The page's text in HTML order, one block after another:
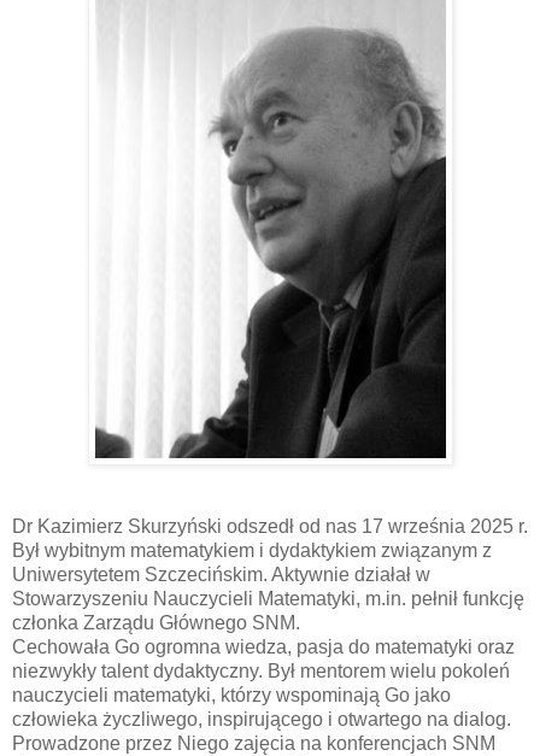
Dr Kazimierz Skurzyński odszedł od nas 17 września 2025 r.
Był wybitnym matematykiem i dydaktykiem związanym z
Uniwersytetem Szczecińskim. Aktywnie działał w
Stowarzyszeniu Nauczycieli Matematyki, m.in. pełnił funkcję
członka Zarządu Głównego SNM.
Cechowała Go ogromna wiedza, pasja do matematyki oraz
niezwykły talent dydaktyczny. Był mentorem wielu pokoleń
nauczycieli matematyki, którzy wspominają Go jako
człowieka życzliwego, inspirującego i otwartego na dialog.
Prowadzone przez Niego zajęcia na konferencjach SNM